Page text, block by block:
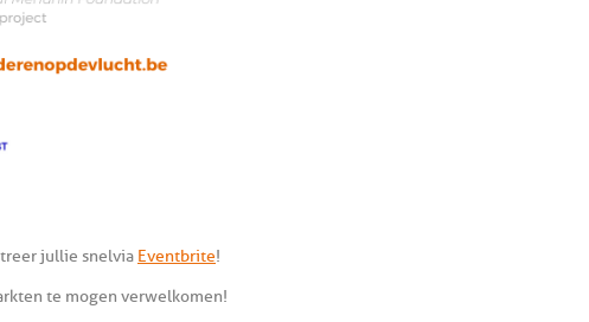
jullie snel via Eventbrite!
te mogen verwelkomen !